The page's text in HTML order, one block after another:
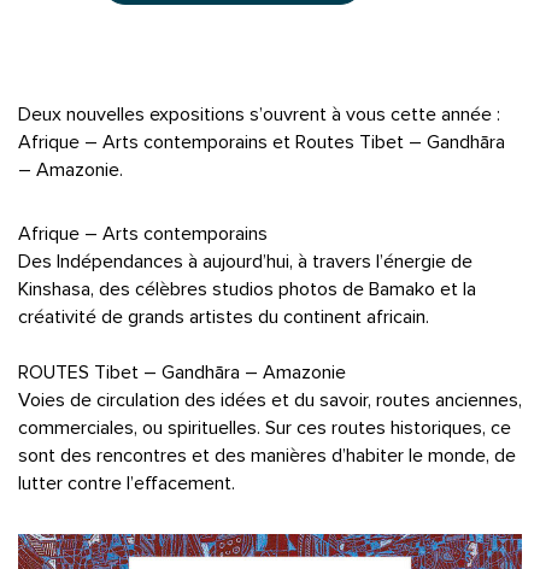
Deux nouvelles expositions s’ouvrent à vous cette année :
Afrique – Arts contemporains et Routes Tibet – Gandhāra
– Amazonie.
Afrique – Arts contemporains
Des Indépendances à aujourd’hui, à travers l’énergie de
Kinshasa, des célèbres studios photos de Bamako et la
créativité de grands artistes du continent africain.
ROUTES Tibet – Gandhāra – Amazonie
Voies de circulation des idées et du savoir, routes anciennes,
commerciales, ou spirituelles. Sur ces routes historiques, ce
sont des rencontres et des manières d’habiter le monde, de
lutter contre l’effacement.